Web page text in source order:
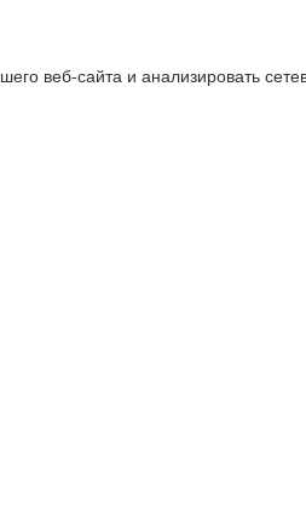
веб-сайта и анализировать